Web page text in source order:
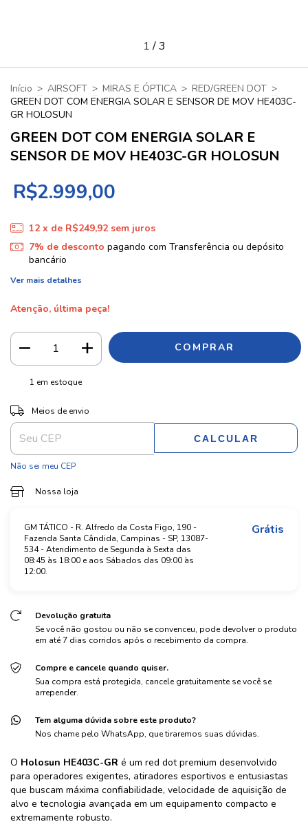
1/3
Início > AIRSOFT > MIRAS E ÓPTICA > RED/GREEN DOT >
GREEN DOT COM ENERGIA SOLAR E SENSOR DE MOV HE403C-
GR HOLOSUN
GREEN DOT COM ENERGIA SOLAR E
SENSOR DE MOV HE403C-GR HOLOSUN
R$2.999,00
12 x de R$249,92 sem juros
7% de desconto pagando com Transferência ou depósito
bancário
Ver mais detalhes
Atenção, última peça!
1 em estoque
Entregas para o CEP:
Meios de envio
CALCULAR
Não sei meu CEP
Nossa loja
GM TÁTICO - R. Alfredo da Costa Figo, 190 -
Fazenda Santa Cândida, Campinas - SP, 13087-
534 - Atendimento de Segunda à Sexta das
08:45 às 18:00 e aos Sábados das 09:00 às
12:00.
Grátis
Devolução gratuita
Se você não gostou ou não se convenceu, pode devolver o produto
em até 7 dias corridos após o recebimento da compra.
Compre e cancele quando quiser.
Sua compra está protegida, cancele gratuitamente se você se
arrepender.
Tem alguma dúvida sobre este produto?
Nos chame pelo WhatsApp, que tiraremos suas dúvidas.
O Holosun HE403C-GR é um red dot premium desenvolvido
para operadores exigentes, atiradores esportivos e entusiastas
que buscam máxima confiabilidade, velocidade de aquisição de
alvo e tecnologia avançada em um equipamento compacto e
extremamente robusto.